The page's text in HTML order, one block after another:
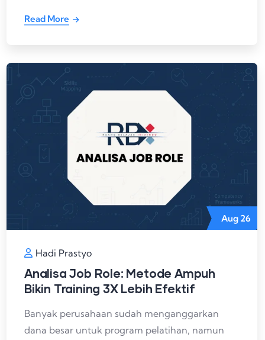
Read More
Aug 26
Hadi Prastyo
Analisa Job Role: Metode Ampuh
Bikin Training 3X Lebih Efektif
Banyak perusahaan sudah menganggarkan
dana besar untuk program pelatihan, namun